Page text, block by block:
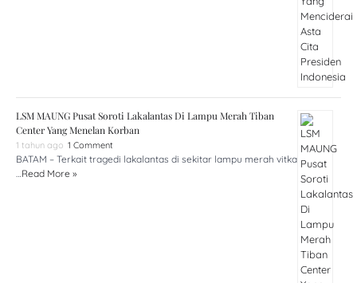
LSM MAUNG Pusat Soroti Lakalantas Di Lampu Merah Tiban
Center Yang Menelan Korban
1 tahun ago 1 Comment
BATAM – Terkait tragedi lakalantas di sekitar lampu merah vitka
…Read More »